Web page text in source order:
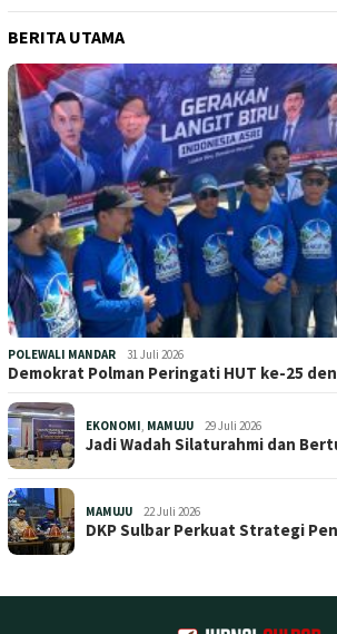
BERITA UTAMA
POLEWALI MANDAR 31 Juli 2026
Demokrat Polman Peringati HUT ke-25
EKONOMI, MAMUJU 29 Juli 2026
Jadi Wadah Silaturahmi dan
MAMUJU 22 Juli 2026
DKP Sulbar Perkuat Strategi